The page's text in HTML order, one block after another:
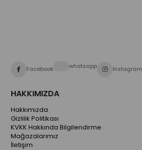
Facebook whatsapp Instagram
HAKKIMIZDA
Hakkımızda
Gizlilik Politikası
KVKK Hakkında Bilgilendirme
Mağazalarımız
İletişim